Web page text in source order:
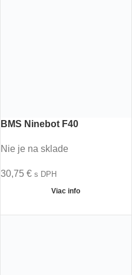
BMS Ninebot F40
Nie je na sklade
30,75 € s DPH
Viac info